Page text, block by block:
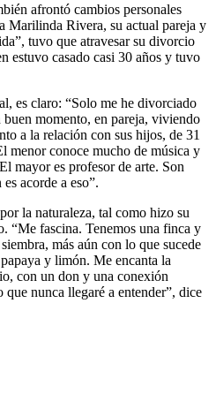
afrontó cambios personales
Marilinda Rivera, su actual pareja y
tuvo que atravesar su divorcio
estuvo casado casi 30 años y tuvo
es claro: “Solo me he divorciado
momento, en pareja, viviendo
a la relación con sus hijos, de 31
menor conoce mucho de música y
mayor es profesor de arte. Son
acorde a eso”.
la naturaleza, tal como hizo su
“Me fascina. Tenemos una finca y
más aún con lo que sucede
y limón. Me encanta la
con un don y una conexión
nunca llegaré a entender”, dice